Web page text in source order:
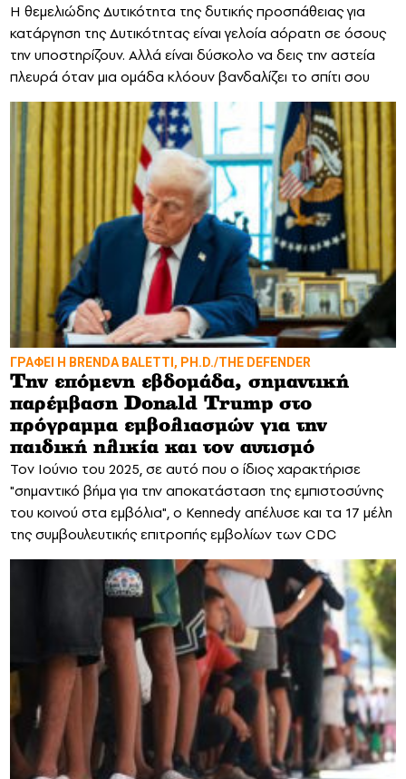
Η θεμελιώδης Δυτικότητα της δυτικής προσπάθειας για
κατάργηση της Δυτικότητας είναι γελοία αόρατη σε όσους
την υποστηρίζουν. Αλλά είναι δύσκολο να δεις την αστεία
πλευρά όταν μια ομάδα κλόουν βανδαλίζει το σπίτι σου
ΓΡΑΦΕΙ Η BRENDA BALETTI, PH.D./THE DEFENDER
Την επόμενη εβδομάδα, σημαντική
παρέμβαση Donald Trump στο
πρόγραμμα εμβολιασμών για την
παιδική ηλικία και τον αυτισμό
Τον Ιούνιο του 2025, σε αυτό που ο ίδιος χαρακτήρισε
"σημαντικό βήμα για την αποκατάσταση της εμπιστοσύνης
του κοινού στα εμβόλια", ο Kennedy απέλυσε και τα 17 μέλη
της συμβουλευτικής επιτροπής εμβολίων των CDC